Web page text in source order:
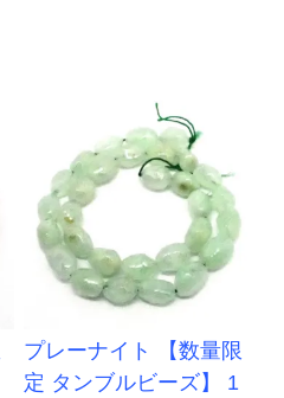
プレーナイト 【数量限
定 タンブルビーズ】 1